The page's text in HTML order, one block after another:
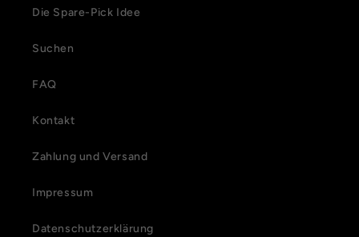
Die Spare-Pick Idee
Suchen
FAQ
Kontakt
Zahlung und Versand
Impressum
Datenschutzerklärung